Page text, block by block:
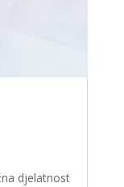
djelatnost